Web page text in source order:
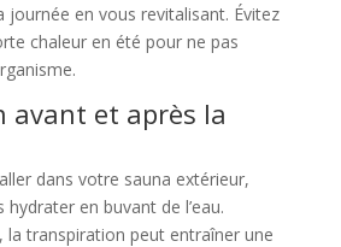
journée en vous revitalisant. Évitez
chaleur en été pour ne pas
avant et après la
dans votre sauna extérieur,
en buvant de l’eau.
la transpiration peut entraîner une